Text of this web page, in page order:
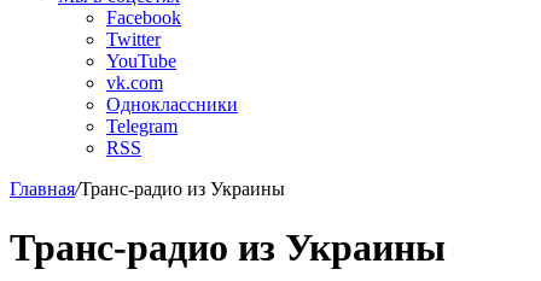
Facebook
Twitter
YouTube
vk.com
Одноклассники
Telegram
RSS
Главная/Транс-радио из Украины
Транс-радио из Украины